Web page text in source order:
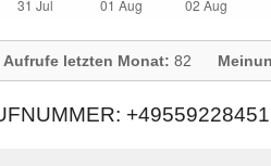
Aufrufe letzten Monat: 82
+49559228451